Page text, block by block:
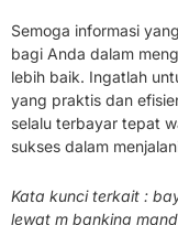
Semoga informasi
bagi Anda dalam
lebih baik. Ingatlah
yang praktis dan
selalu terbayar tepat
sukses dalam
Kata kunci terkait :
lewat m banking